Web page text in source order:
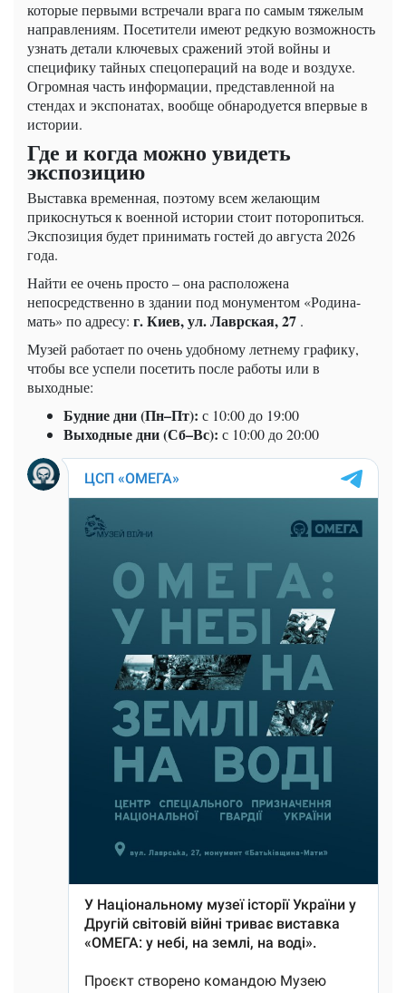
которые первыми встречали врага по самым тяжелым
направлениям. Посетители имеют редкую возможность
узнать детали ключевых сражений этой войны и
специфику тайных спецопераций на воде и воздухе.
Огромная часть информации, представленной на
стендах и экспонатах, вообще обнародуется впервые в
истории.
Где и когда можно увидеть
экспозицию
Выставка временная, поэтому всем желающим
прикоснуться к военной истории стоит поторопиться.
Экспозиция будет принимать гостей до августа 2026
года.
Найти ее очень просто – она расположена
непосредственно в здании под монументом «Родина-
мать» по адресу: г. Киев, ул. Лаврская, 27 .
Музей работает по очень удобному летнему графику,
чтобы все успели посетить после работы или в
выходные:
Будние дни (Пн–Пт): с 10:00 до 19:00
Выходные дни (Сб–Вс): с 10:00 до 20:00